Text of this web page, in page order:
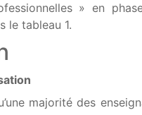
» en
le tableau 1.
majorité des